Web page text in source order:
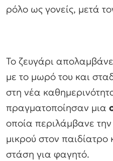
ρόλο ως γονείς, μετά
Το ζευγάρι
με το μωρό του και
στη νέα
πραγματοποίησαν μια
οποία περιλάμβανε
μικρού στον παιδίατρο
στάση για φαγητό.